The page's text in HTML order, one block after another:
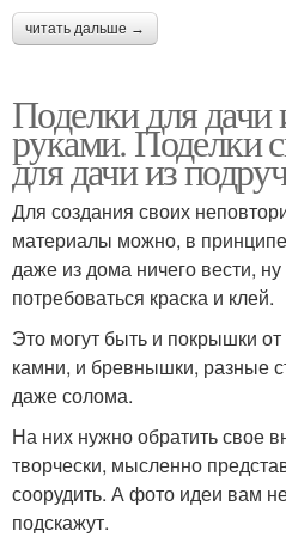
читать дальше →
Поделки для дачи
руками. Поделки
для дачи из
Для создания своих
материалы можно, в
даже из дома ничего вести,
потребоваться краска и клей.
Это могут быть и покрышки
камни, и бревнышки, разные
даже солома.
На них нужно обратить свое
творчески, мысленно
соорудить. А фото идеи вам
подскажут.